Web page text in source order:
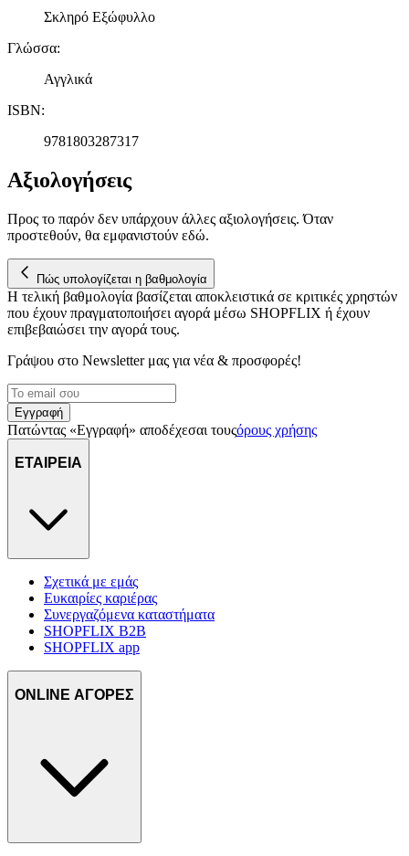
Σκληρό Εξώφυλλο
Γλώσσα:
Αγγλικά
ISBN:
9781803287317
Αξιολογήσεις
Προς το παρόν δεν υπάρχουν άλλες αξιολογήσεις. Όταν
προστεθούν, θα εμφανιστούν εδώ.
Πώς υπολογίζεται η βαθμολογία
Η τελική βαθμολογία βασίζεται αποκλειστικά σε κριτικές χρηστών
που έχουν πραγματοποιήσει αγορά μέσω SHOPFLIX ή έχουν
επιβεβαιώσει την αγορά τους.
Γράψου στο Νewsletter μας για νέα & προσφορές!
Εγγραφή
Πατώντας «Εγγραφή» αποδέχεσαι τουςόρους χρήσης
ΕΤΑΙΡΕΙΑ
Σχετικά με εμάς
Ευκαιρίες καριέρας
Συνεργαζόμενα καταστήματα
SHOPFLIX B2B
SHOPFLIX app
ONLINE ΑΓΟΡΕΣ